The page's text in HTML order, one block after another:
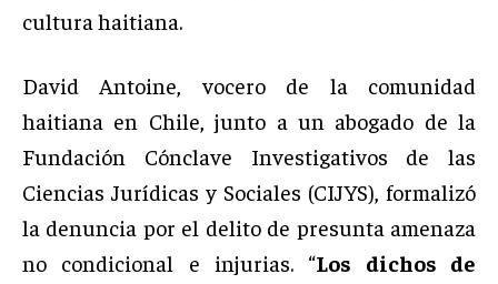
cultura haitiana.
David Antoine, vocero de la comunidad
haitiana en Chile, junto a un abogado de la
Fundación Cónclave Investigativos de las
Ciencias Jurídicas y Sociales (CIJYS), formalizó
la denuncia por el delito de presunta amenaza
no condicional e injurias. “Los dichos de